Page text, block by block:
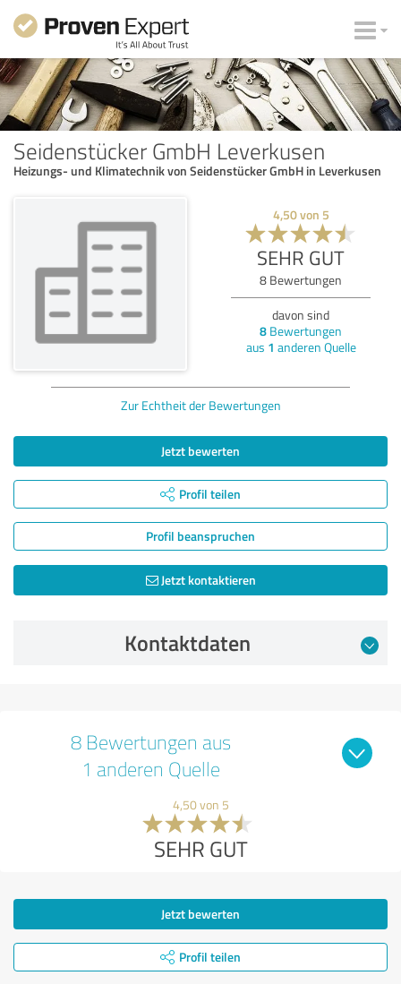
Seidenstücker GmbH Leverkusen
Heizungs- und Klimatechnik von Seidenstücker GmbH in Leverkusen
4,50von 5
SEHR GUT
8 Bewertungen
davon sind
8 Bewertungen
aus 1 anderen Quelle
Zur Echtheit der Bewertungen
Jetzt bewerten
Profil teilen
Profil beanspruchen
Jetzt kontaktieren
Kontaktdaten
8 Bewertungen aus
1 anderen Quelle
4,50 von 5
SEHR GUT
Jetzt bewerten
Profil teilen